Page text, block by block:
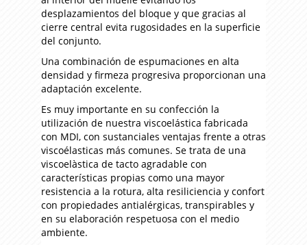
desplazamientos del bloque y que gracias al
cierre central evita rugosidades en la superficie
del conjunto.
Una combinación de espumaciones en alta
densidad y firmeza progresiva proporcionan una
adaptación excelente.
Es muy importante en su confección la
utilización de nuestra viscoelástica fabricada
con MDI, con sustanciales ventajas frente a otras
viscoélasticas más comunes. Se trata de una
viscoelàstica de tacto agradable con
características propias como una mayor
resistencia a la rotura, alta resiliciencia y confort
con propiedades antialérgicas, transpirables y
en su elaboración respetuosa con el medio
ambiente.